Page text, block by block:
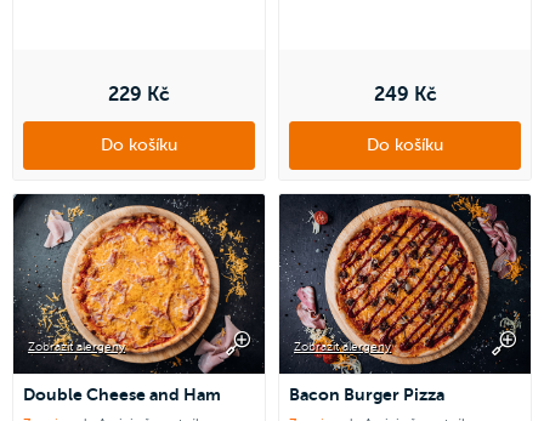
229 Kč
Do košíku
249 Kč
Do košíku
Zobrazit alergeny
Double Cheese and Ham
Zobrazit alergeny
Bacon Burger Pizza